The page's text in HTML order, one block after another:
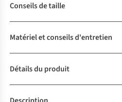
Conseils de taille
Matériel et conseils d'entretien
Détails du produit